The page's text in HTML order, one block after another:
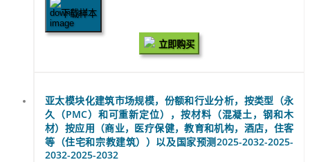
下载样本
立即购买
亚太模块化建筑市场规模，份额和行业分析，按类型（永
久（PMC）和可重新定位），按材料（混凝土，钢和木
材）按应用（商业，医疗保健，教育和机构，酒店，住客
等（住宅和宗教建筑））以及国家预测2025-2032-2025-
2032-2025-2032